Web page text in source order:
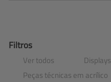
Filtros
Ver todos Displays
Peças técnicas em acrílico